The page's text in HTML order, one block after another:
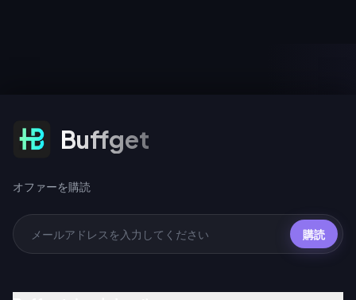
オファーを購読Buffget
オファーを購読
購読